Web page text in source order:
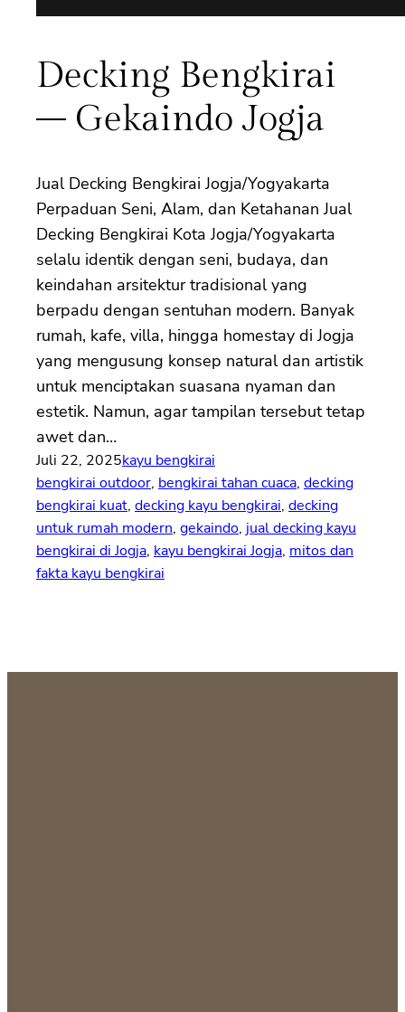
Decking Bengkirai
– Gekaindo Jogja
Jual Decking Bengkirai Jogja/Yogyakarta
Perpaduan Seni, Alam, dan Ketahanan Jual
Decking Bengkirai Kota Jogja/Yogyakarta
selalu identik dengan seni, budaya, dan
keindahan arsitektur tradisional yang
berpadu dengan sentuhan modern. Banyak
rumah, kafe, villa, hingga homestay di Jogja
yang mengusung konsep natural dan artistik
untuk menciptakan suasana nyaman dan
estetik. Namun, agar tampilan tersebut tetap
awet dan…
Juli 22, 2025kayu bengkirai
bengkirai outdoor, bengkirai tahan cuaca, decking
bengkirai kuat, decking kayu bengkirai, decking
untuk rumah modern, gekaindo, jual decking kayu
bengkirai di Jogja, kayu bengkirai Jogja, mitos dan
fakta kayu bengkirai